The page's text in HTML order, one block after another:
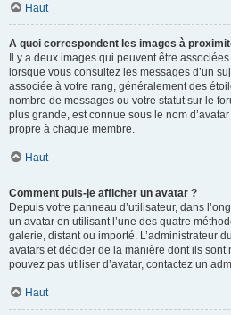
Haut
A quoi correspondent les images à
Il y a deux images qui peuvent être
lorsque vous consultez les messages d’un
associée à votre rang, généralement des
nombre de messages ou votre statut sur le
plus grande, est connue sous le nom
propre à chaque membre.
Haut
Comment puis-je afficher un avatar ?
Depuis votre panneau d’utilisateur, dans
un avatar en utilisant l’une des quatre
galerie, distant ou importé. L’administrateur
avatars et décider de la manière dont ils sont
pouvez pas utiliser d’avatar, contactez un
Haut